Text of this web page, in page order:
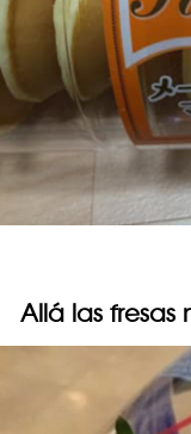
Allá las fresas